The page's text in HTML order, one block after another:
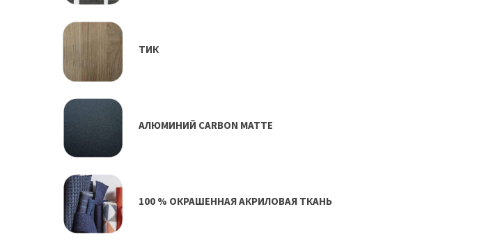
ТИК
АЛЮМИНИЙ CARBON MATTE
100 % ОКРАШЕННАЯ АКРИЛОВАЯ ТКАНЬ